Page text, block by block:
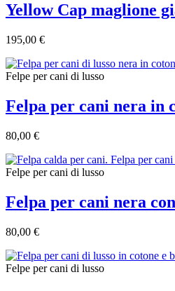
Yellow Cap maglione
195,00 €
Felpe per cani di lusso
Felpa per cani nera in
80,00 €
Felpe per cani di lusso
Felpa per cani nera
80,00 €
Felpe per cani di lusso